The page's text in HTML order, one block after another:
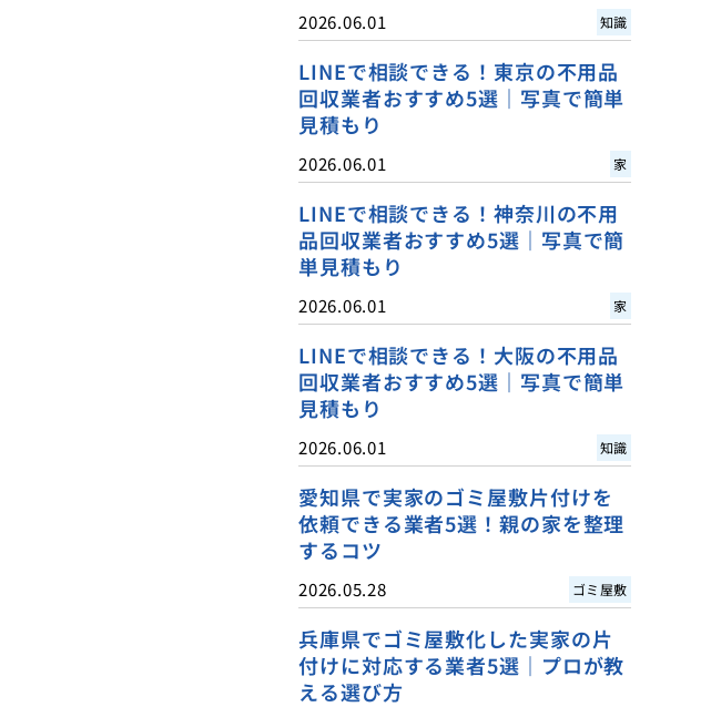
2026.06.01 知識
LINEで相談できる！東京の不用品
回収業者おすすめ5選｜写真で簡単
見積もり
2026.06.01 家
LINEで相談できる！神奈川の不用
品回収業者おすすめ5選｜写真で簡
単見積もり
2026.06.01 家
LINEで相談できる！大阪の不用品
回収業者おすすめ5選｜写真で簡単
見積もり
2026.06.01 知識
愛知県で実家のゴミ屋敷片付けを
依頼できる業者5選！親の家を整理
するコツ
2026.05.28 ゴミ屋敷
兵庫県でゴミ屋敷化した実家の片
付けに対応する業者5選｜プロが教
える選び方